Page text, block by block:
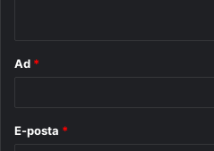
Ad *
E-posta *